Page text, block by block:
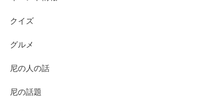
クイズ
グルメ
尼の人の話
尼の話題